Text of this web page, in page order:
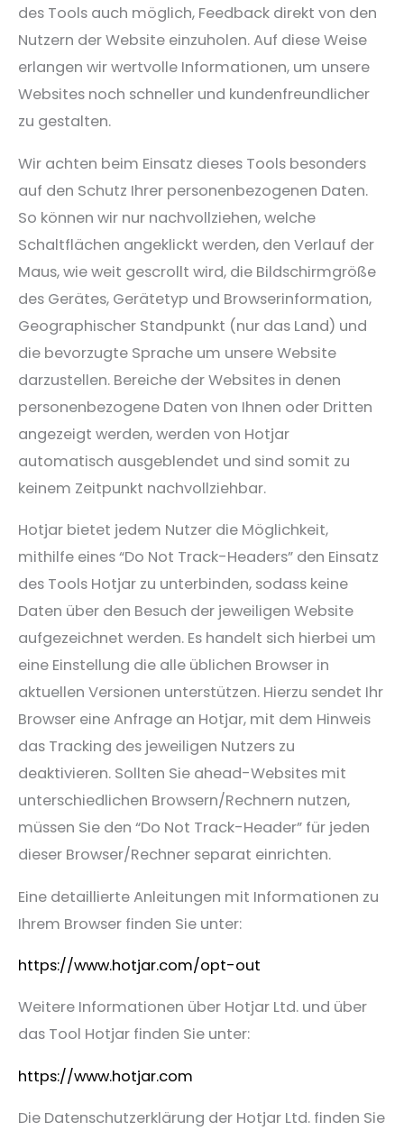
des Tools auch möglich, Feedback direkt von den
Nutzern der Website einzuholen. Auf diese Weise
erlangen wir wertvolle Informationen, um unsere
Websites noch schneller und kundenfreundlicher
zu gestalten.
Wir achten beim Einsatz dieses Tools besonders
auf den Schutz Ihrer personenbezogenen Daten.
So können wir nur nachvollziehen, welche
Schaltflächen angeklickt werden, den Verlauf der
Maus, wie weit gescrollt wird, die Bildschirmgröße
des Gerätes, Gerätetyp und Browserinformation,
Geographischer Standpunkt (nur das Land) und
die bevorzugte Sprache um unsere Website
darzustellen. Bereiche der Websites in denen
personenbezogene Daten von Ihnen oder Dritten
angezeigt werden, werden von Hotjar
automatisch ausgeblendet und sind somit zu
keinem Zeitpunkt nachvollziehbar.
Hotjar bietet jedem Nutzer die Möglichkeit,
mithilfe eines “Do Not Track-Headers” den Einsatz
des Tools Hotjar zu unterbinden, sodass keine
Daten über den Besuch der jeweiligen Website
aufgezeichnet werden. Es handelt sich hierbei um
eine Einstellung die alle üblichen Browser in
aktuellen Versionen unterstützen. Hierzu sendet Ihr
Browser eine Anfrage an Hotjar, mit dem Hinweis
das Tracking des jeweiligen Nutzers zu
deaktivieren. Sollten Sie ahead-Websites mit
unterschiedlichen Browsern/Rechnern nutzen,
müssen Sie den “Do Not Track-Header” für jeden
dieser Browser/Rechner separat einrichten.
Eine detaillierte Anleitungen mit Informationen zu
Ihrem Browser finden Sie unter:
https://www.hotjar.com/opt-out
Weitere Informationen über Hotjar Ltd. und über
das Tool Hotjar finden Sie unter:
https://www.hotjar.com
Die Datenschutzerklärung der Hotjar Ltd. finden Sie